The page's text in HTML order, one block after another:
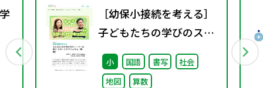
［幼保小接続を考える］
子どもたちの学びのスト
ーリーを紡ぐスタートカ
リキュラム（後編）
小 国語 書写
社会
地図
算数